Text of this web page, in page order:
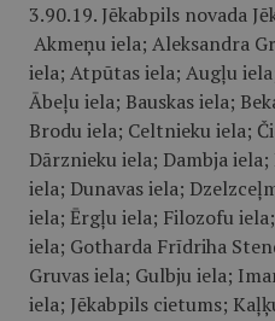
3.90.19. Jēkabpils novada
Akmeņu iela; Aleksandra
iela; Atpūtas iela; Augļu
Ābeļu iela; Bauskas iela;
Brodu iela; Celtnieku iela;
Dārznieku iela; Dambja
iela; Dunavas iela;
iela; Ērgļu iela; Filozofu
iela; Gotharda Frīdriha
Gruvas iela; Gulbju iela;
iela; Jēkabpils cietums;